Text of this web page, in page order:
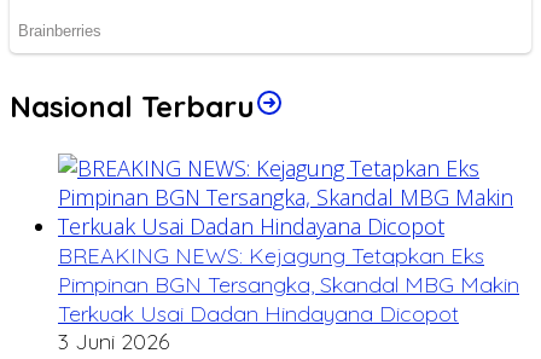
Nasional Terbaru
BREAKING NEWS: Kejagung Tetapkan Eks
Pimpinan BGN Tersangka, Skandal MBG Makin
Terkuak Usai Dadan Hindayana Dicopot
3 Juni 2026